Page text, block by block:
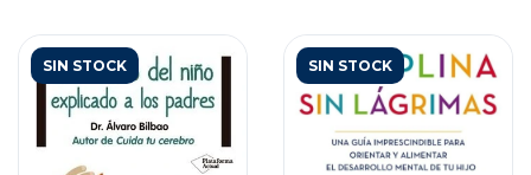
SIN STOCK SIN STOCK